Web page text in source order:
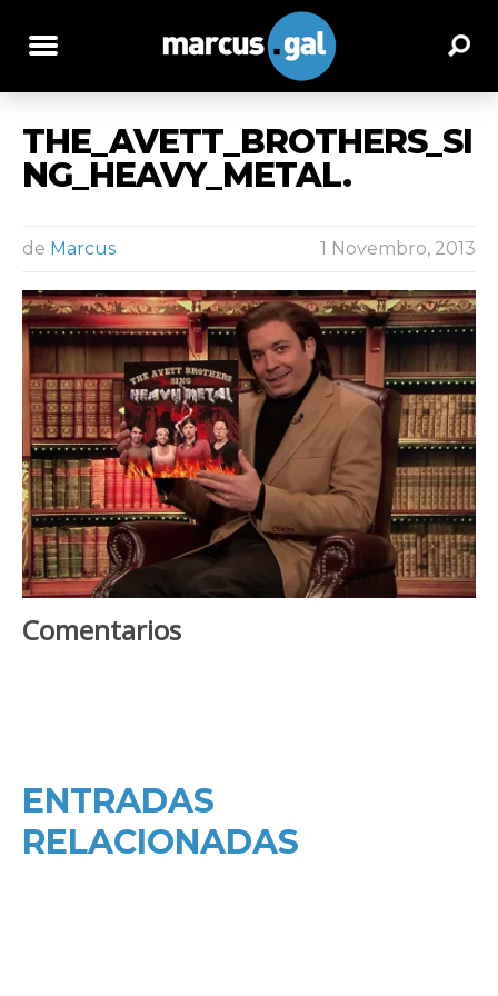
THE_AVETT_BROTHERS_SI
NG_HEAVY_METAL.
de Marcus 1 Novembro, 2013
Comentarios
ENTRADAS
RELACIONADAS